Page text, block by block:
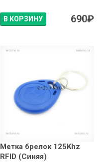
В КОРЗИНУ 690₽
Метка брелок 125Khz
RFID (Синяя)